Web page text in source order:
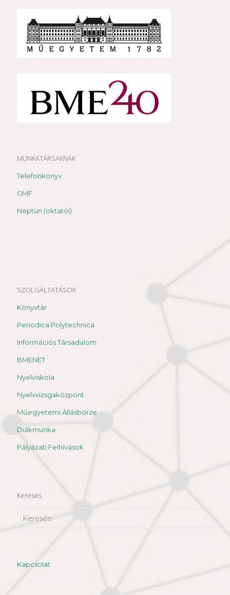
MUNKATÁRSAKNAK
Telefonkönyv
GMF
Neptun (oktatói)
SZOLGÁLTATÁSOK
Könyvtár
Periodica Polytechnica
Információs Társadalom
BMENET
Nyelviskola
Nyelvvizsgaközpont
Műegyetemi Állásbörze
Diákmunka
Pályázati Felhívások
Keresés
Kapcsolat